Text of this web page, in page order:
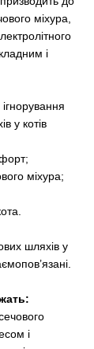
міхура,
і
у котів
міхура;
шляхів у
і